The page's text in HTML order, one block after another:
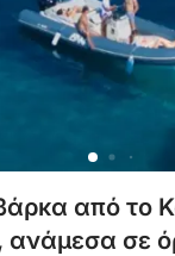
από το
ανάμεσα σε